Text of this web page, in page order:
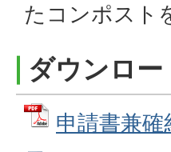
たコンポスト
ダウンロー
申請書兼